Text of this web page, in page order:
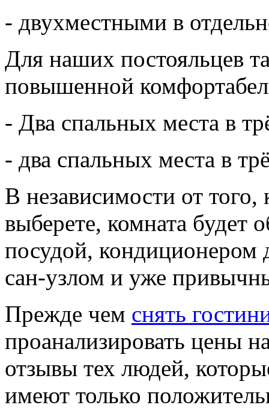
- двухместными в
Для наших постояльцев
повышенной
- Два спальных места в
- два спальных места в
В независимости от
выберете, комната будет
посудой, кондиционером
сан-узлом и уже
Прежде чем снять
проанализировать цены
отзывы тех людей,
имеют только